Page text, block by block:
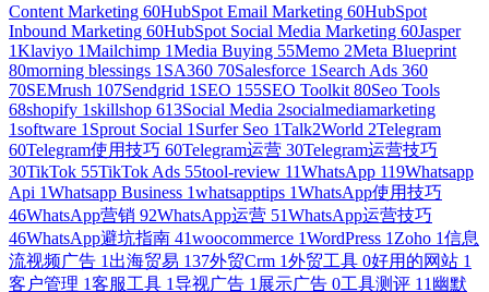
Content Marketing 60HubSpot Email Marketing 60HubSpot
Inbound Marketing 60HubSpot Social Media Marketing 60Jasper
1Klaviyo 1Mailchimp 1Media Buying 55Memo 2Meta Blueprint
80morning blessings 1 SA360 70Salesforce 1 Search Ads 360
70SEMrush 107Sendgrid 1 SEO 155SEO Toolkit 80Seo Tools
68shopify 1skillshop 613Social Media 2socialmediamarketing
1software 1 Sprout Social 1 Surfer Seo 1Talk2World 2Telegram
60Telegram使用技巧 60Telegram运营 30Telegram运营技巧
30TikTok 55TikTok Ads 55tool-review 11WhatsApp 119Whatsapp
Api 1Whatsapp Business 1whatsapptips 1WhatsApp使用技巧
46WhatsApp营销 92WhatsApp运营 51WhatsApp运营技巧
46WhatsApp避坑指南 41woocommerce 1WordPress 1 Zoho 1信息
流视频广告 1 出海贸易 137外贸Crm 1外贸工具 0好用的网站 1
客户管理 1客服工具 1导视广告 1 展示广告 0工具测评 11 幽默